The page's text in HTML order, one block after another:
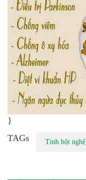
}
TAGs
Tinh bột nghệ